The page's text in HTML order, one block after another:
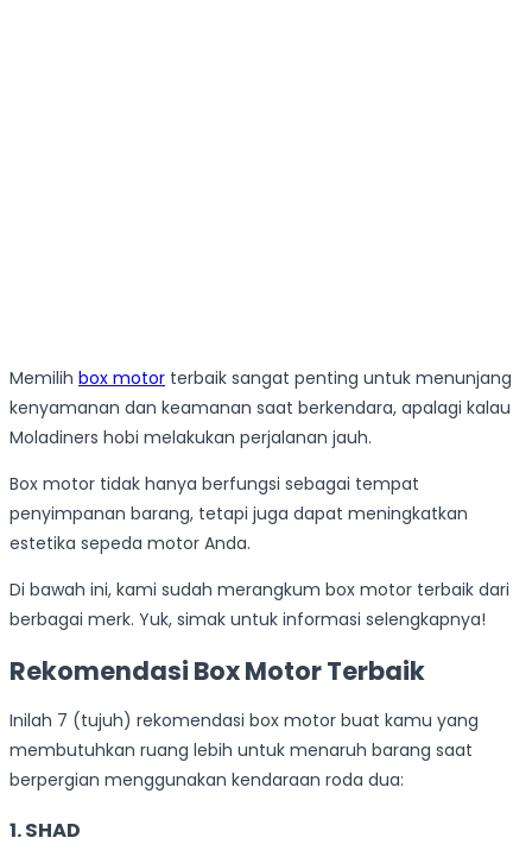
Memilih box motor terbaik sangat penting untuk menunjang
kenyamanan dan keamanan saat berkendara, apalagi kalau
Moladiners hobi melakukan perjalanan jauh.
Box motor tidak hanya berfungsi sebagai tempat
penyimpanan barang, tetapi juga dapat meningkatkan
estetika sepeda motor Anda.
Di bawah ini, kami sudah merangkum box motor terbaik dari
berbagai merk. Yuk, simak untuk informasi selengkapnya!
Rekomendasi Box Motor Terbaik
Inilah 7 (tujuh) rekomendasi box motor buat kamu yang
membutuhkan ruang lebih untuk menaruh barang saat
berpergian menggunakan kendaraan roda dua:
1. SHAD